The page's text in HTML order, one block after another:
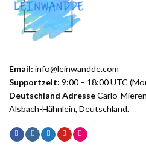
Email: info@leinwandde.com
Supportzeit: 9:00 – 18:00 UTC
Deutschland AdresseCarlo-
Alsbach-Hähnlein, Deutschland.